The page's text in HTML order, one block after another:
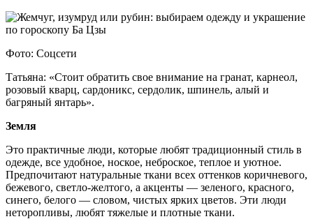
Фото: Соцсети
Татьяна: «Стоит обратить свое внимание на гранат, карнеол,
розовый кварц, сардоникс, сердолик, шпинель, алый и
багряный янтарь».
Земля
Это практичные люди, которые любят традиционный стиль в
одежде, все удобное, ноское, неброское, теплое и уютное.
Предпочитают натуральные ткани всех оттенков коричневого,
бежевого, светло-желтого, а акценты — зеленого, красного,
синего, белого — словом, чистых ярких цветов. Эти люди
неторопливы, любят тяжелые и плотные ткани.